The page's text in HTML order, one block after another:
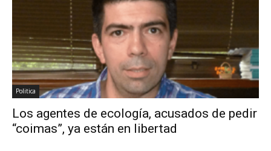
Politica
Los agentes de ecología, acusados de pedir
“coimas”, ya están en libertad